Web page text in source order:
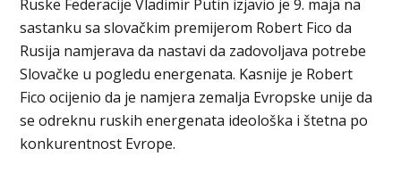
Ruske Federacije Vladimir Putin izjavio je 9. maja na
sastanku sa slovačkim premijerom Robert Fico da
Rusija namjerava da nastavi da zadovoljava potrebe
Slovačke u pogledu energenata. Kasnije je Robert
Fico ocijenio da je namjera zemalja Evropske unije da
se odreknu ruskih energenata ideološka i štetna po
konkurentnost Evrope.